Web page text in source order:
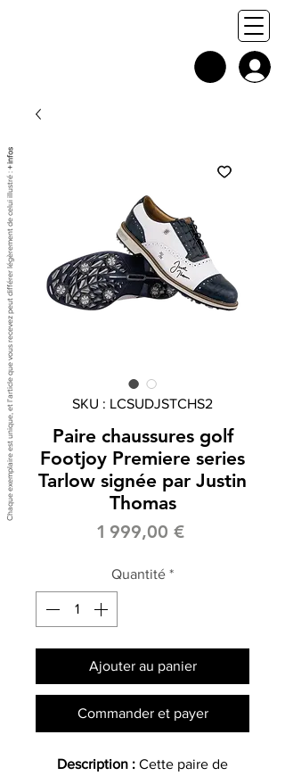
SKU : LCSUDJSTCHS2
Paire chaussures golf
Footjoy Premiere series
Tarlow signée par Justin
Thomas
1 999,00 €Prix
Quantité *
Ajouter au panier
Commander et payer
Description : Cette paire de
Chaque exemplaire est unique, et l'article que vous recevez peut différer légèrement de celui illustré :
+ infos